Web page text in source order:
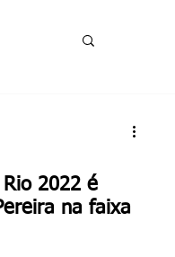
2022 é
na faixa